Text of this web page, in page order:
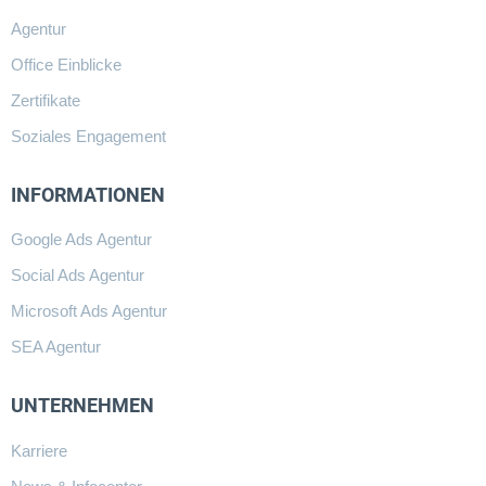
Agentur
Office Einblicke
Zertifikate
Soziales Engagement
INFORMATIONEN
Google Ads Agentur
Social Ads Agentur
Microsoft Ads Agentur
SEA Agentur
UNTERNEHMEN
Karriere